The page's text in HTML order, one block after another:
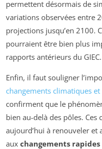
permettent désormais de
variations observées entre
projections jusqu’en 2100.
pourraient être bien plus
rapports antérieurs du GIEC.
Enfin, il faut souligner
changements climatiques
confirment que le
bien au-delà des pôles. Ces
aujourd’hui à renouveler et
aux changements rapides